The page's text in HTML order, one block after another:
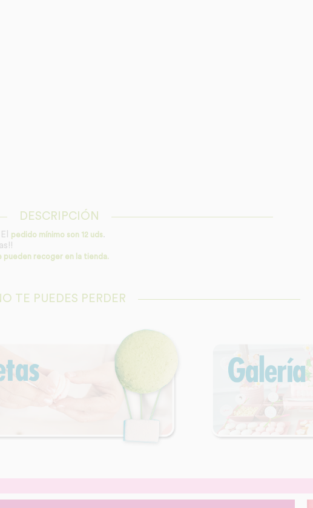
DESCRIPCIÓN
pedido mínimo son 12 uds.
pueden recoger en la tienda.
TE PUEDES PERDER